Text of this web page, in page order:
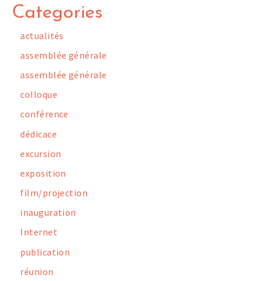
Categories
actualités
assemblée générale
assemblée générale
colloque
conférence
dédicace
excursion
exposition
film/projection
inauguration
Internet
publication
réunion